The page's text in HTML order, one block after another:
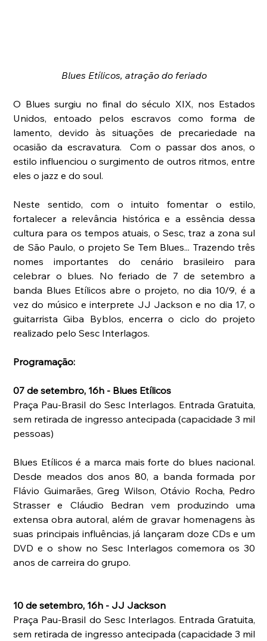
Blues Etílicos, atração do feriado
O Blues surgiu no final do século XIX, nos Estados
Unidos, entoado pelos escravos como forma de
lamento, devido às situações de precariedade na
ocasião da escravatura.  Com o passar dos anos, o
estilo influenciou o surgimento de outros ritmos, entre
eles o jazz e do soul.
Neste sentido, com o intuito fomentar o estilo,
fortalecer a relevância histórica e a essência dessa
cultura para os tempos atuais, o Sesc, traz a zona sul
de São Paulo, o projeto Se Tem Blues... Trazendo três
nomes importantes do cenário brasileiro para
celebrar o blues. No feriado de 7 de setembro a
banda Blues Etílicos abre o projeto, no dia 10/9, é a
vez do músico e interprete JJ Jackson e no dia 17, o
guitarrista Giba Byblos, encerra o ciclo do projeto
realizado pelo Sesc Interlagos.
Programação:
07 de setembro, 16h - Blues Etílicos
Praça Pau-Brasil do Sesc Interlagos. Entrada Gratuita,
sem retirada de ingresso antecipada (capacidade 3 mil
pessoas)
Blues Etílicos é a marca mais forte do blues nacional.
Desde meados dos anos 80, a banda formada por
Flávio Guimarães, Greg Wilson, Otávio Rocha, Pedro
Strasser e Cláudio Bedran vem produzindo uma
extensa obra autoral, além de gravar homenagens às
suas principais influências, já lançaram doze CDs e um
DVD e o show no Sesc Interlagos comemora os 30
anos de carreira do grupo.
10 de setembro, 16h - JJ Jackson
Praça Pau-Brasil do Sesc Interlagos. Entrada Gratuita,
sem retirada de ingresso antecipada (capacidade 3 mil